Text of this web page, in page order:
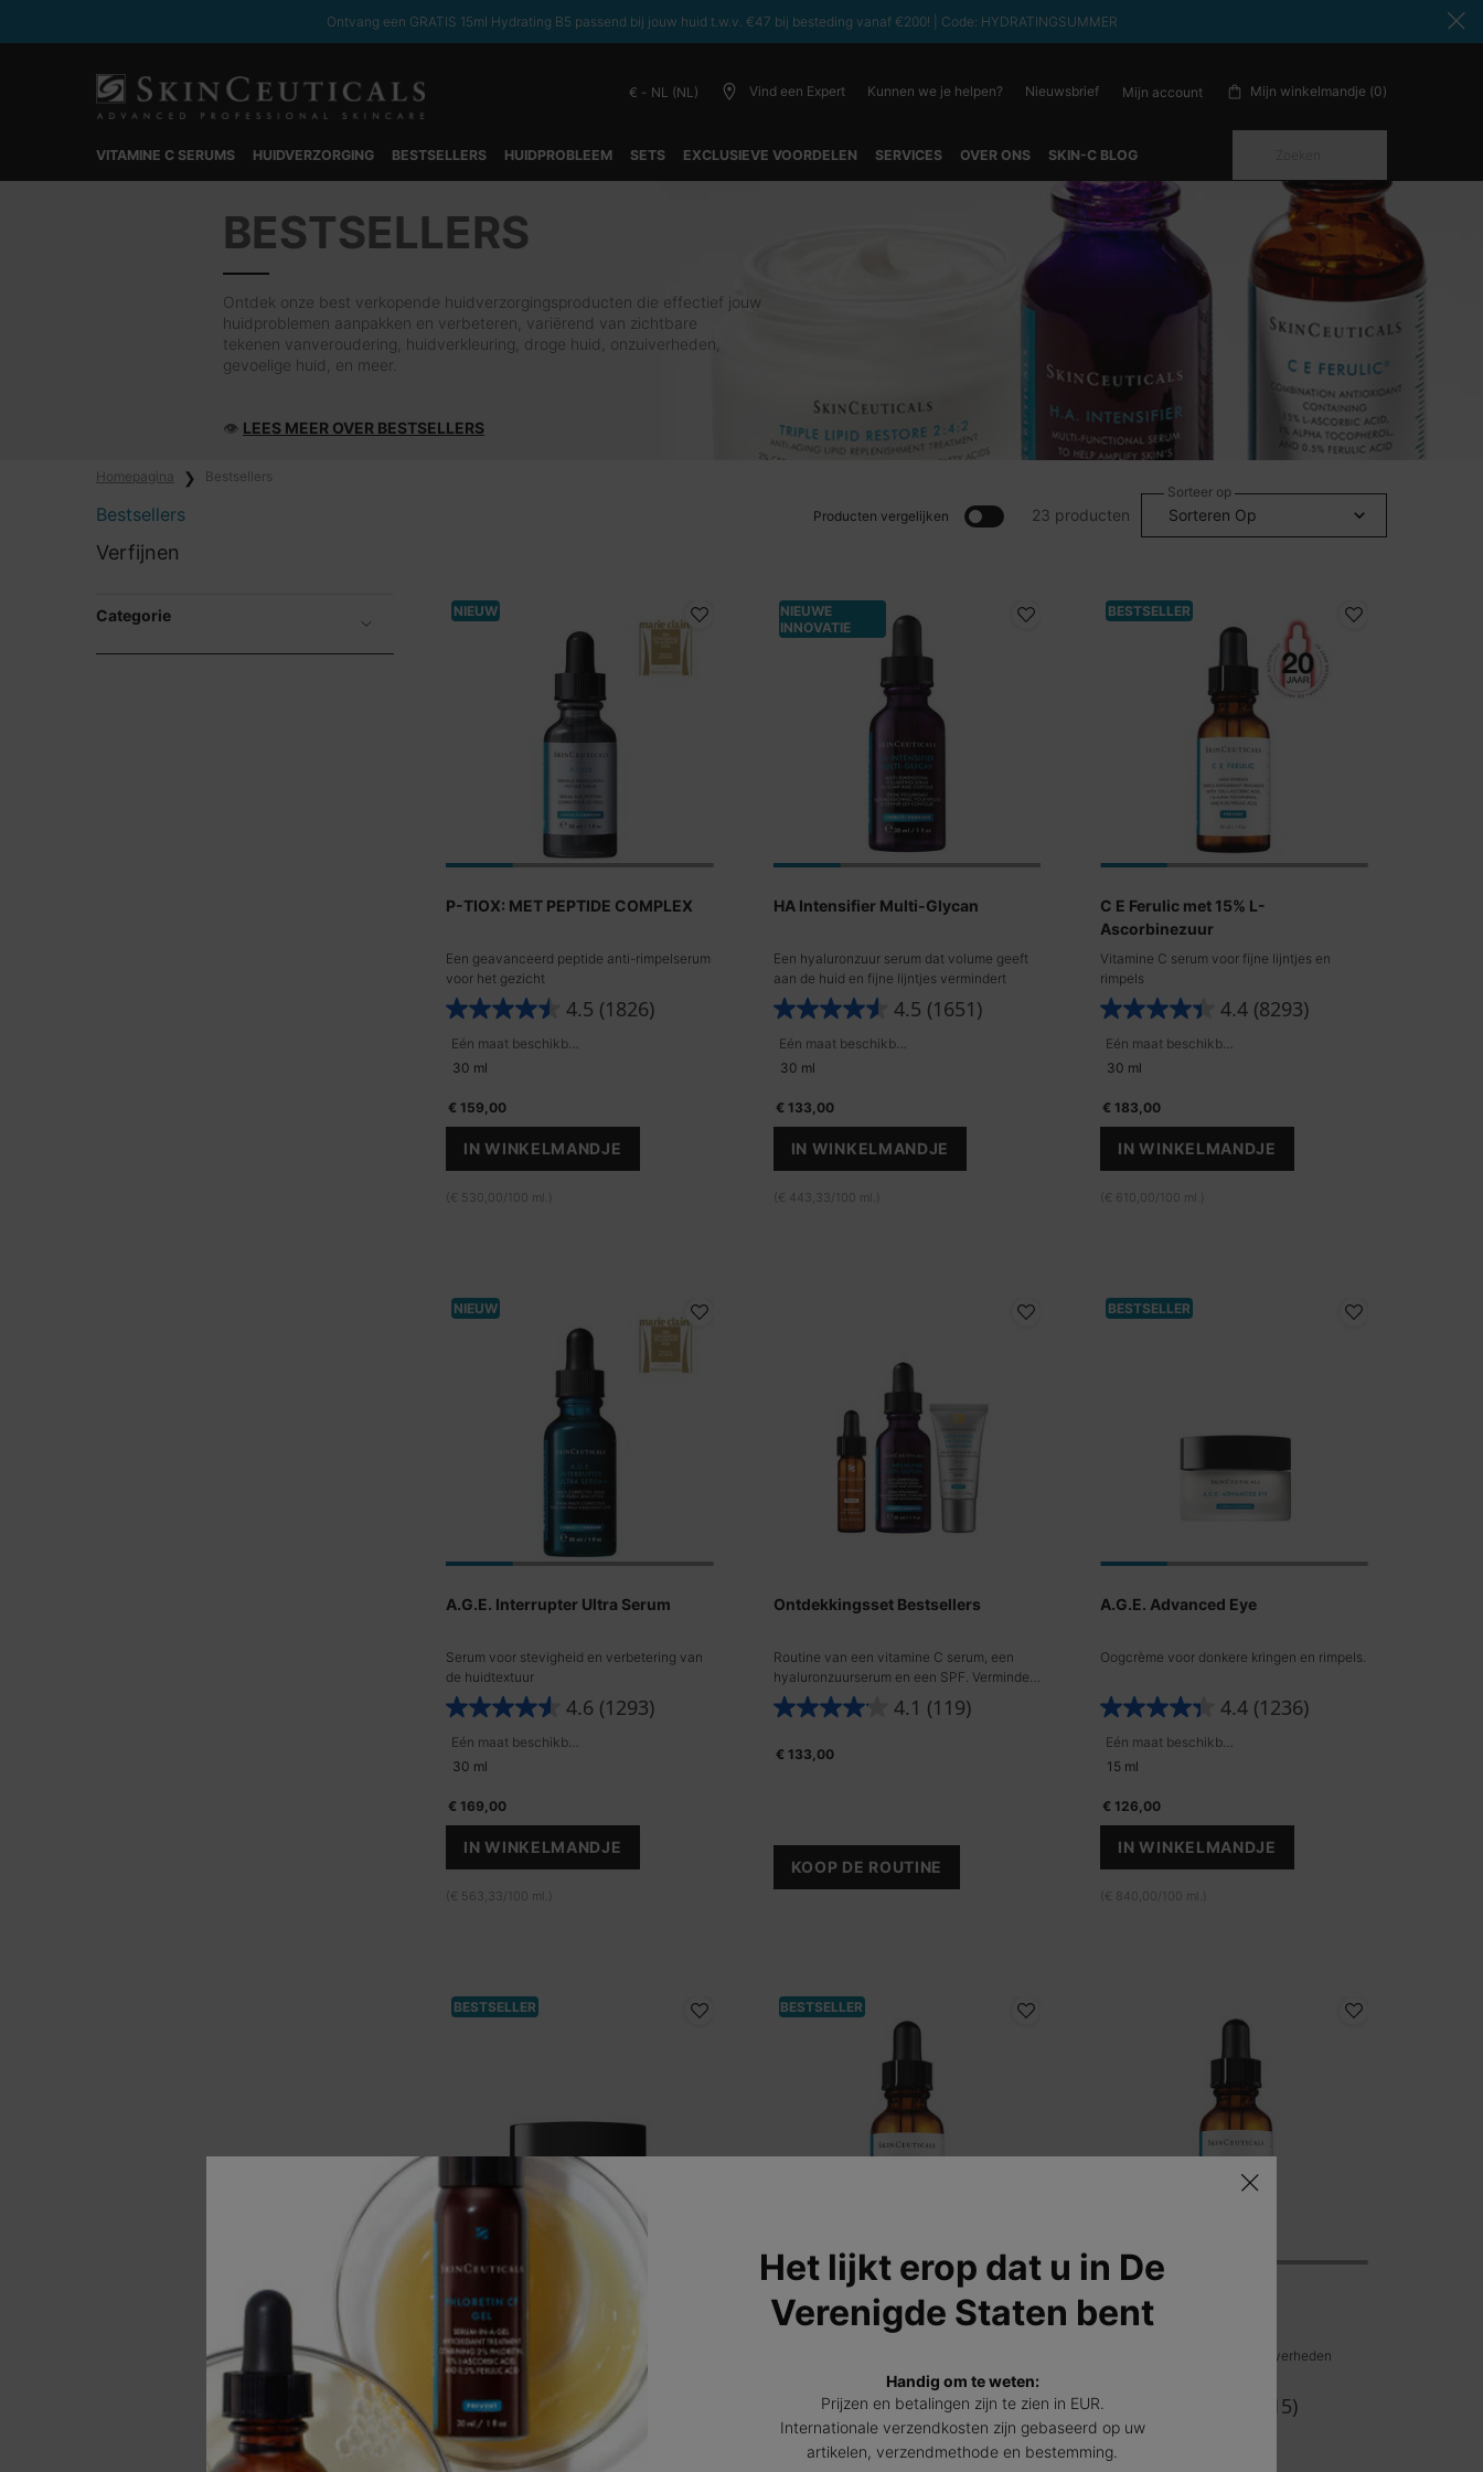
Ontvang een GRATIS 15ml Hydrating B5 passend bij jouw huid t.w.v. €47 bij besteding vanaf €200! | Code: HYDRATINGSUMMER
€ - NL (NL) Vind een Expert Kunnen we je helpen? Nieuwsbrief Mijn account Mijn winkelmandje 0
0 product in winkelwagen
VITAMINE C SERUMS HUIDVERZORGING BESTSELLERS HUIDPROBLEEM SETS EXCLUSIEVE VOORDELEN SERVICES OVER ONS SKIN-C BLOG
BESTSELLERS
Ontdek onze best verkopende huidverzorgingsproducten die effectief jouw
huidproblemen aanpakken en verbeteren, variërend van zichtbare
tekenen vanveroudering, huidverkleuring, droge huid, onzuiverheden,
gevoelige huid, en meer.
👁 LEES MEER OVER BESTSELLERS
Homepagina Bestsellers
Bestsellers Producten vergelijken 23 producten
Sorteer op
Bestsellers
Verfijnen
Categorie NIEUW
P-TIOX: MET PEPTIDE COMPLEX
Een geavanceerd peptide anti-rimpelserum
voor het gezicht
4.5 (1826)
Eén maat beschikbaar
30 ml
€ 159,00
IN WINKELMANDJE
P-TIOX: MET PEPTIDE COMPLEX
(€ 530,00/100 ml.)
NIEUWE
INNOVATIE
HA Intensifier Multi-Glycan
Een hyaluronzuur serum dat volume geeft
aan de huid en fijne lijntjes vermindert
4.5 (1651)
Eén maat beschikbaar
30 ml
€ 133,00
IN WINKELMANDJE
HA INTENSIFIER MULTI-GLYCAN
(€ 443,33/100 ml.)
BESTSELLER
C E Ferulic met 15% L-
Ascorbinezuur
Vitamine C serum voor fijne lijntjes en
rimpels
4.4 (8293)
Eén maat beschikbaar
30 ml
€ 183,00
IN WINKELMANDJE
C E FERULIC MET 15% L-
(€ 610,00/100 ml.)
NIEUW
A.G.E. Interrupter Ultra Serum
Serum voor stevigheid en verbetering van
de huidtextuur
4.6 (1293)
Eén maat beschikbaar
30 ml
€ 169,00
IN WINKELMANDJE
A.G.E. INTERRUPTER ULTRA SERUM
(€ 563,33/100 ml.)
Ontdekkingsset Bestsellers
Routine van een vitamine C serum, een
hyaluronzuurserum en een SPF. Vermindert
fijne lijntjes en beschermt de huid.
4.1 (119)
€ 133,00
KOOP DE ROUTINE
ONTDEKKINGSSET BESTSELLERS
BESTSELLER
A.G.E. Advanced Eye
Oogcrème voor donkere kringen en rimpels.
4.4 (1236)
Eén maat beschikbaar
15 ml
€ 126,00
IN WINKELMANDJE
A.G.E. ADVANCED EYE
(€ 840,00/100 ml.)
BESTSELLER
A.G.E. Interrupter Advanced
Anti-rimpelcrème
(937)
Eén maat beschikbaar
48 ml
BESTSELLER
Silymarin CF
acnegevoelige huid.
4.5 (814)
Blemish + Age Defense
Salicylzuurserum voor onzuiverheden
(815)
30 ml
Het lijkt erop dat u in De
Verenigde Staten bent
Handig om te weten:
Prijzen en betalingen zijn te zien in EUR.
Internationale verzendkosten zijn gebaseerd op uw
artikelen, verzendmethode en bestemming.